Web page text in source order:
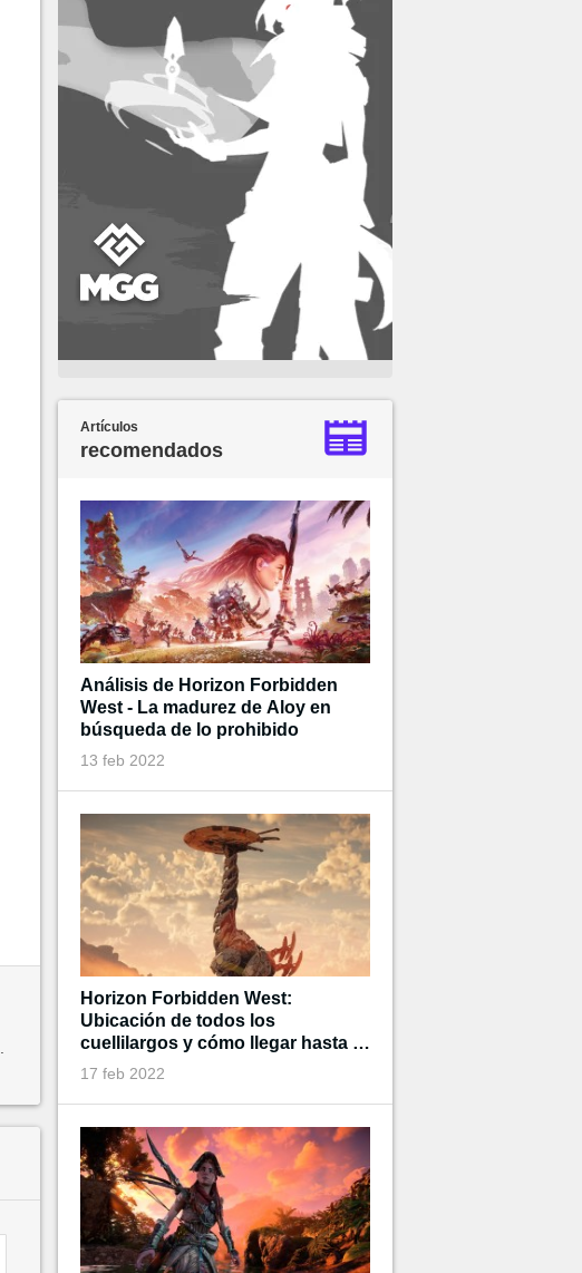
Artículos
recomendados
Análisis de Horizon Forbidden
West - La madurez de Aloy en
búsqueda de lo prohibido
13 feb 2022
Horizon Forbidden West:
Ubicación de todos los
cuellilargos y cómo llegar hasta lo
más alto de ellos
17 feb 2022